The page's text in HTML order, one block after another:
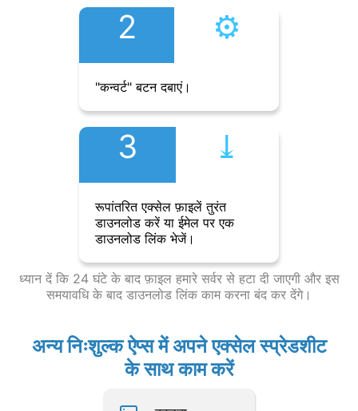
2 ⚙︎
"कन्वर्ट" बटन दबाएं।
3 ⤓︎
रूपांतरित एक्सेल फ़ाइलें तुरंत
डाउनलोड करें या ईमेल पर एक
डाउनलोड लिंक भेजें।
ध्यान दें कि 24 घंटे के बाद फ़ाइल हमारे सर्वर से हटा दी जाएगी और इस
समयावधि के बाद डाउनलोड लिंक काम करना बंद कर देंगे।
अन्य निःशुल्क ऐप्स में अपने एक्सेल स्प्रेडशीट
के साथ काम करें